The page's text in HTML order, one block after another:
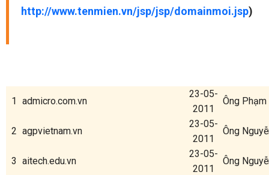
http://www.tenmien.vn/jsp/jsp/domainmoi.jsp)
1 admicro.com.vn
23-05-
2011
Ông Phạm
2 agpvietnam.vn
23-05-
2011
Ông
3 aitech.edu.vn
23-05-
2011
Ông